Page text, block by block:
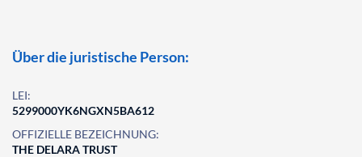
Über die juristische Person:
LEI:
5299000YK6NGXN5BA612
OFFIZIELLE BEZEICHNUNG:
THE DELARA TRUST